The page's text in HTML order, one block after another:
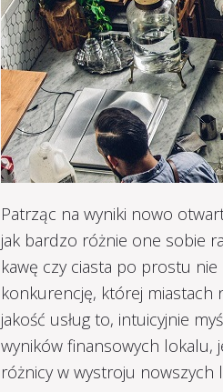
Patrząc na wyniki nowo
jak bardzo różnie one sobie
kawę czy ciasta po prostu
konkurencję, której miastach
jakość usług to, intuicyjnie
wyników finansowych lokalu,
różnicy w wystroju